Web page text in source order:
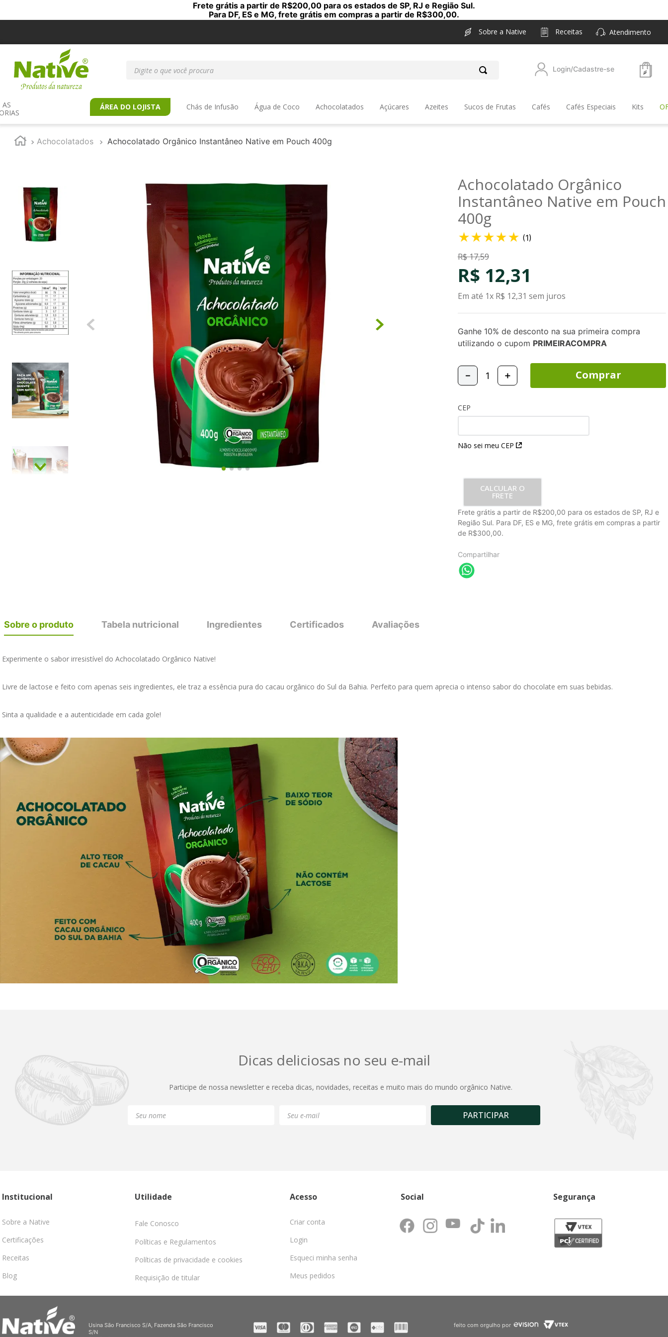
Frete grátis a partir de R$200,00 para os estados de SP, RJ e Região Sul.
Para DF, ES e MG, frete grátis em compras a partir de R$300,00.
Sobre a Native Receitas Atendimento
Login/Cadastre-se
ÁREA DO LOJISTA Chás de Infusão Água de Coco Achocolatados Açúcares Azeites Sucos de Frutas Cafés Cafés Especiais Kits
Achocolatados Achocolatado Orgânico Instantâneo Native em Pouch 400g
Achocolatado Orgânico
Instantâneo Native em Pouch
400g
★★★★★ (1)
R$17,59
R$ 12,31
Em até 1x R$ 12,31 sem juros
Ganhe 10% de desconto na sua primeira compra
utilizando o cupom PRIMEIRACOMPRA
＋
－ Comprar
CEP
Não sei meu CEP
CALCULAR O
FRETE
Frete grátis a partir de R$200,00 para os estados de SP, RJ e
Região Sul. Para DF, ES e MG, frete grátis em compras a partir
de R$300,00.
Compartilhar
Sobre o produto Tabela nutricional Ingredientes Certificados Avaliações
Experimente o sabor irresistível do Achocolatado Orgânico Native!
Livre de lactose e feito com apenas seis ingredientes, ele traz a essência pura do cacau orgânico do Sul da Bahia. Perfeito para quem aprecia o intenso sabor do chocolate em suas bebidas.
Sinta a qualidade e a autenticidade em cada gole!
Dicas deliciosas no seu e-mail
Participe de nossa newsletter e receba dicas, novidades, receitas e muito mais do mundo orgânico Native.
PARTICIPAR
Institucional
Sobre a Native
Certificações
Receitas
Blog
Utilidade
Fale Conosco
Políticas e Regulamentos
Políticas de privacidade e cookies
Requisição de titular
Acesso
Criar conta
Login
Esqueci minha senha
Meus pedidos
Social Segurança
Usina São Francisco S/A, Fazenda São Francisco
S/N
feito com orgulho por